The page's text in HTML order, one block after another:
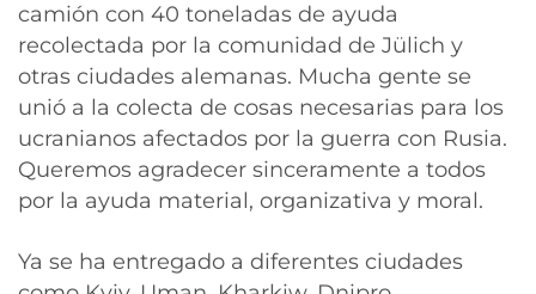
camión con 40 toneladas de ayuda
recolectada por la comunidad de Jülich y
otras ciudades alemanas. Mucha gente se
unió a la colecta de cosas necesarias para los
ucranianos afectados por la guerra con Rusia.
Queremos agradecer sinceramente a todos
por la ayuda material, organizativa y moral.
Ya se ha entregado a diferentes ciudades